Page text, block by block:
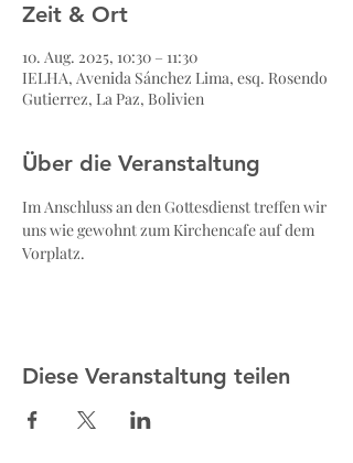
Zeit & Ort
10. Aug. 2025, 10:30 – 11:30
IELHA, Avenida Sánchez Lima, esq. Rosendo
Gutierrez, La Paz, Bolivien
Über die Veranstaltung
Im Anschluss an den Gottesdienst treffen wir
uns wie gewohnt zum Kirchencafe auf dem
Vorplatz.
Diese Veranstaltung teilen